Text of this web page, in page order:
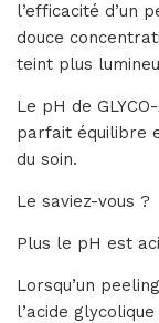
l’efficacité d’un
douce
teint plus
Le pH de
parfait équilibre
du soin.
Le saviez-vous ?
Plus le pH est
Lorsqu’un
l’acide